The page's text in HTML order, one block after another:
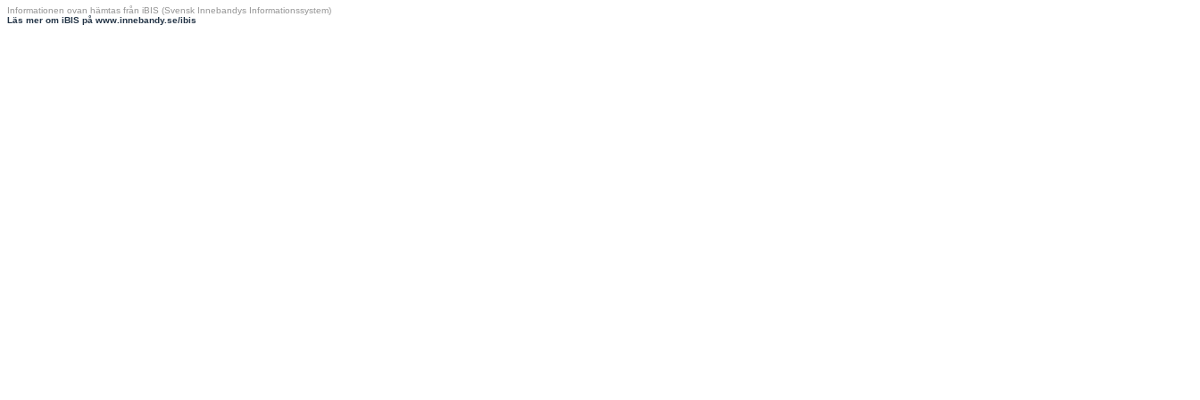
Informationen ovan hämtas från iBIS (Svensk Innebandys Informationssystem)
Läs mer om iBIS på www.innebandy.se/ibis